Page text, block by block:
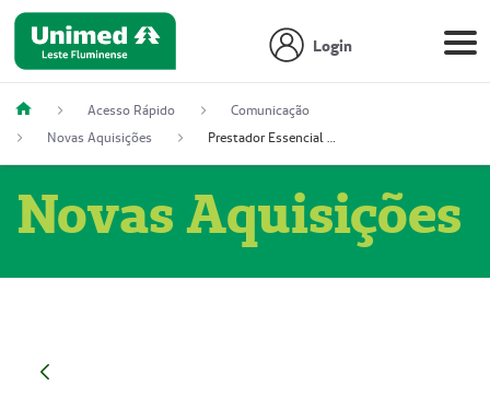
Login
Acesso Rápido
Comunicação
Novas Aquisições
Prestador Essencial Gestão em Saúde Ereli (51004354-7)
Novas Aquisições